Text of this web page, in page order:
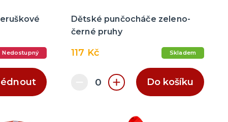
Nedostupný
Dětské punčocháče zeleno-
černé pruhy
117 Kč Skladem
Do košíku